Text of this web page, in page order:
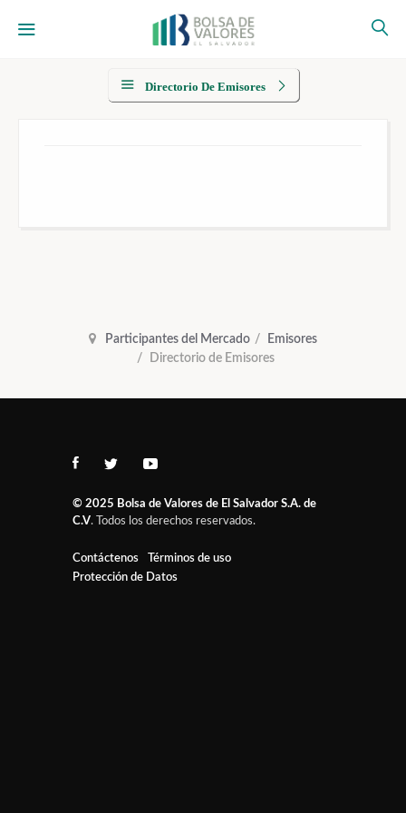
Directorio De Emisores
Participantes del Mercado
Emisores
Directorio de Emisores
© 2025 Bolsa de Valores de El Salvador S.A. de
C.V. Todos los derechos reservados.
Contáctenos
Términos de uso
Protección de Datos